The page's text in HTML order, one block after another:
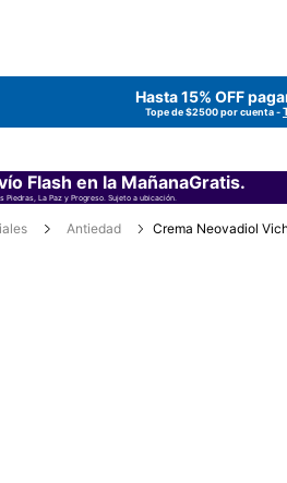
Hasta 15% OFF
Tope de $2500 por cuenta -
Flash en la MañanaGratis.
Piedras, La Paz y Progreso. Sujeto a ubicación.
Antiedad Crema Neovadiol